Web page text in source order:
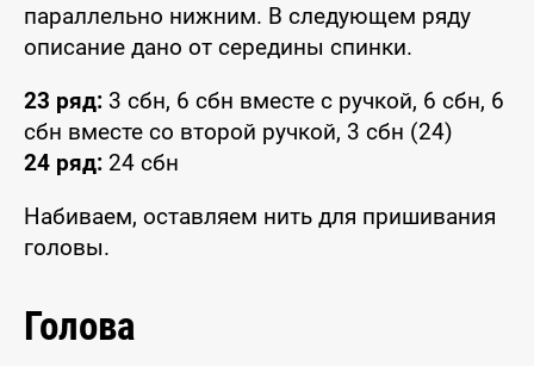
параллельно нижним. В следующем ряду
описание дано от середины спинки.
23 ряд: 3 сбн, 6 сбн вместе с ручкой, 6 сбн, 6
сбн вместе со второй ручкой, 3 сбн (24)
24 ряд: 24 сбн
Набиваем, оставляем нить для пришивания
головы.
Голова